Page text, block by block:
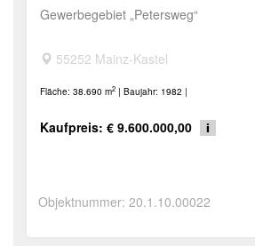
Gewerbegebiet „Petersweg“
55252 Mainz-Kastel
Fläche: 38.690 m2 | Baujahr: 1982 |
Kaufpreis: € 9.600.000,00
Objektnummer: 20.1.10.00022